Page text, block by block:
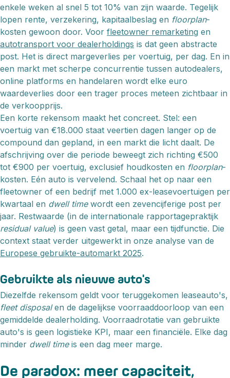
enkele weken al snel 5 tot 10% van zijn waarde. Tegelijk
lopen rente, verzekering, kapitaalbeslag en floorplan-
kosten gewoon door. Voor fleetowner remarketing en
autotransport voor dealerholdings is dat geen abstracte
post. Het is direct margeverlies per voertuig, per dag. En in
een markt met scherpe concurrentie tussen autodealers,
online platforms en handelaren wordt elke euro
waardeverlies door een trager proces meteen zichtbaar in
de verkoopprijs.
Een korte rekensom maakt het concreet. Stel: een
voertuig van €18.000 staat veertien dagen langer op de
compound dan gepland, in een markt die licht daalt. De
afschrijving over die periode beweegt zich richting €500
tot €900 per voertuig, exclusief houdkosten en floorplan-
kosten. Eén auto is vervelend. Schaal het op naar een
fleetowner of een bedrijf met 1.000 ex-leasevoertuigen per
kwartaal en dwell timewordt een zevencijferige post per
jaar. Restwaarde (in de internationale rapportagepraktijk
residual value) is geen vast getal, maar een tijdfunctie. Die
context staat verder uitgewerkt in onze analyse van de
Europese gebruikte-automarkt 2025.
Gebruikte als nieuwe auto's
Diezelfde rekensom geldt voor teruggekomen leaseauto's,
fleet disposalen de dagelijkse voorraaddoorloop van een
gemiddelde dealerholding. Voorraadrotatie van gebruikte
auto's is geen logistieke KPI, maar een financiële. Elke dag
minder dwell timeis een dag meer marge.
De paradox: meer capaciteit,